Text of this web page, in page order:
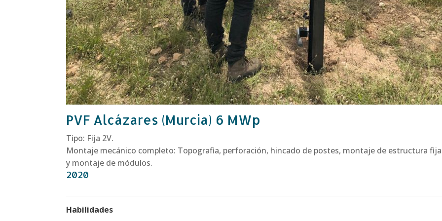
PVF Alcázares (Murcia) 6 MWp
Tipo: Fija 2V.
Montaje mecánico completo: Topografia, perforación, hincado de postes, montaje de estructura
y montaje de módulos.
2020
Habilidades